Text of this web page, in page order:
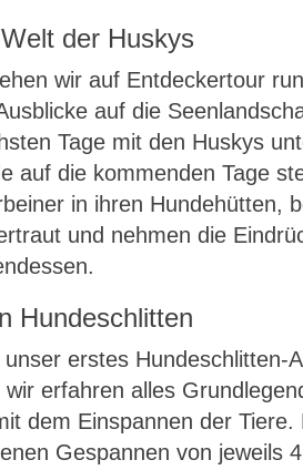
der Huskys
wir auf Entdeckertour
auf die
Tage mit den Huskys
auf die kommenden Tage
in ihren
und nehmen die
Hundeschlitten
erstes
erfahren alles
dem Einspannen der
Gespannen von